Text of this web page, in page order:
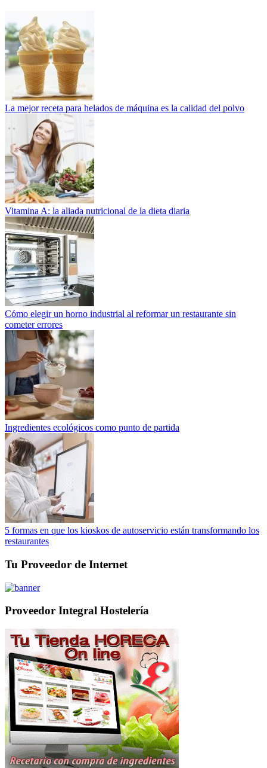
La mejor receta para helados de máquina es la calidad del polvo
Vitamina A: la aliada nutricional de la dieta diaria
Cómo elegir un horno industrial al reformar un restaurante sin
cometer errores
Ingredientes ecológicos como punto de partida
5 formas en que los kioskos de autoservicio están transformando los
restaurantes
Tu Proveedor de Internet
Proveedor Integral Hostelería